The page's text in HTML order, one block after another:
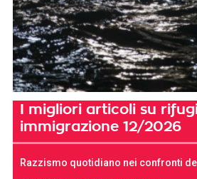
I migliori articoli su
immigrazione 12/2026
Razzismo quotidiano nei confronti